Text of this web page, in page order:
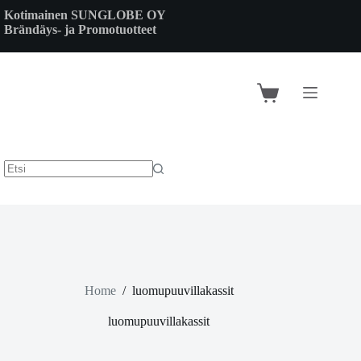
to
content
Kotimainen SUNGLOBE OY
Brändäys- ja Promotuotteet
Shopping
Home / luomupuuvillakassit
luomupuuvillakassit